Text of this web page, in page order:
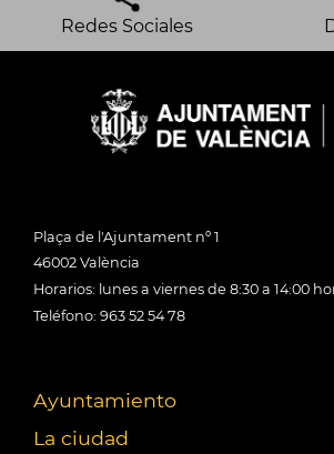
Redes Sociales
Plaça de l'Ajuntament nº 1
46002 València
Horarios: lunes a viernes de 8:30 a 14:00
Teléfono: 963 52 54 78
Ayuntamiento
La ciudad